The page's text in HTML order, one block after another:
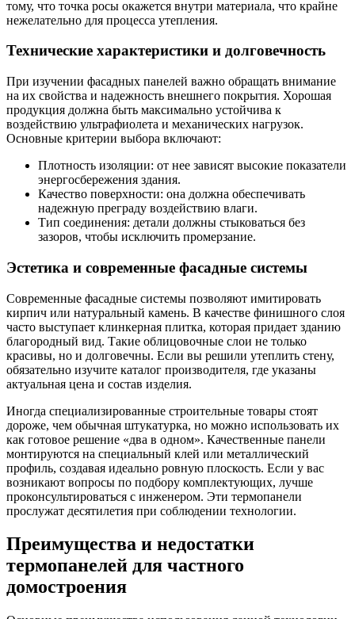
тому, что точка росы окажется внутри материала, что крайне
нежелательно для процесса утепления.
Технические характеристики и долговечность
При изучении фасадных панелей важно обращать внимание
на их свойства и надежность внешнего покрытия. Хорошая
продукция должна быть максимально устойчива к
воздействию ультрафиолета и механических нагрузок.
Основные критерии выбора включают:
Плотность изоляции: от нее зависят высокие показатели
энергосбережения здания.
Качество поверхности: она должна обеспечивать
надежную преграду воздействию влаги.
Тип соединения: детали должны стыковаться без
зазоров, чтобы исключить промерзание.
Эстетика и современные фасадные системы
Современные фасадные системы позволяют имитировать
кирпич или натуральный камень. В качестве финишного слоя
часто выступает клинкерная плитка, которая придает зданию
благородный вид. Такие облицовочные слои не только
красивы, но и долговечны. Если вы решили утеплить стену,
обязательно изучите каталог производителя, где указаны
актуальная цена и состав изделия.
Иногда специализированные строительные товары стоят
дороже, чем обычная штукатурка, но можно использовать их
как готовое решение «два в одном». Качественные панели
монтируются на специальный клей или металлический
профиль, создавая идеально ровную плоскость. Если у вас
возникают вопросы по подбору комплектующих, лучше
проконсультироваться с инженером. Эти термопанели
прослужат десятилетия при соблюдении технологии.
Преимущества и недостатки
термопанелей для частного
домостроения